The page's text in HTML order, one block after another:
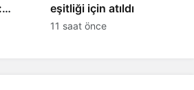
eşitliği için atıldı
11 saat önce